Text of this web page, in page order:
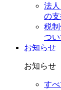
法
の
税
つ
お知らせ
お知らせ
す